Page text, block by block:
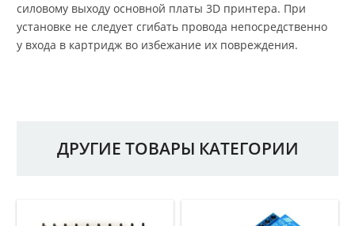
силовому выходу основной платы 3D принтера. При
установке не следует сгибать провода непосредственно
у входа в картридж во избежание их повреждения.
ДРУГИЕ ТОВАРЫ КАТЕГОРИИ